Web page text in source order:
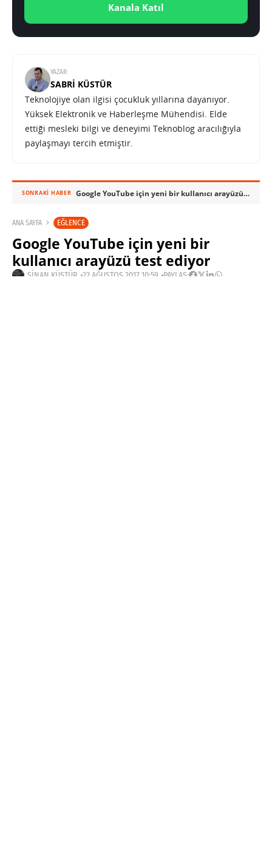
Kanala Katıl
YAZAR:
SABRI KÜSTÜR
Teknolojiye olan ilgisi çocukluk yıllarına dayanıyor.
Yüksek Elektronik ve Haberleşme Mühendisi. Elde
ettiği mesleki bilgi ve deneyimi Teknoblog aracılığıyla
paylaşmayı tercih etmiştir.
SONRAKI HABER Google YouTube için yeni bir kullanıcı arayüzü test ediyor
ANA SAYFA EĞLENCE
Google YouTube için yeni bir
kullanıcı arayüzü test ediyor
SINAN KÜSTÜR 22 AĞUSTOS 2017 10:59 PAYLAŞ: